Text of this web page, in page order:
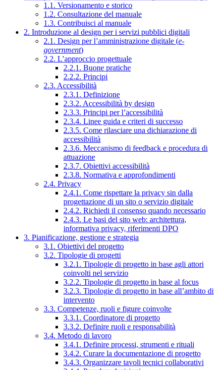
1.1. Versionamento e storico
1.2. Consultazione del manuale
1.3. Contribuisci al manuale
2. Introduzione al design per i servizi pubblici digitali
2.1. Design per l’amministrazione digitale (e-
government)
2.2. L’approccio progettuale
2.2.1. Buone pratiche
2.2.2. Principi
2.3. Accessibilità
2.3.1. Definizione
2.3.2. Accessibilità by design
2.3.3. Principi per l’accessibilità
2.3.4. Linee guida e criteri di successo
2.3.5. Come rilasciare una dichiarazione di
accessibilità
2.3.6. Meccanismo di feedback e procedura di
attuazione
2.3.7. Obiettivi accessibilità
2.3.8. Normativa e approfondimenti
2.4. Privacy
2.4.1. Come rispettare la privacy sin dalla
progettazione di un sito o servizio digitale
2.4.2. Richiedi il consenso quando necessario
2.4.3. Le basi del sito web: architettura,
informativa privacy, riferimenti DPO
3. Pianificazione, gestione e strategia
3.1. Obiettivi del progetto
3.2. Tipologie di progetti
3.2.1. Tipologie di progetto in base agli attori
coinvolti nel servizio
3.2.2. Tipologie di progetto in base al focus
3.2.3. Tipologie di progetto in base all’ambito di
intervento
3.3. Competenze, ruoli e figure coinvolte
3.3.1. Coordinatore di progetto
3.3.2. Definire ruoli e responsabilità
3.4. Metodo di lavoro
3.4.1. Definire processi, strumenti e rituali
3.4.2. Curare la documentazione di progetto
3.4.3. Organizzare tavoli tecnici collaborativi